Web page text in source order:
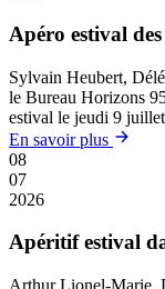
Apéro estival
Sylvain Heubert,
le Bureau Horizons
estival le jeudi 9
En savoir plus
08
07
2026
Apéritif estival
Arthur Lionel-Marie,